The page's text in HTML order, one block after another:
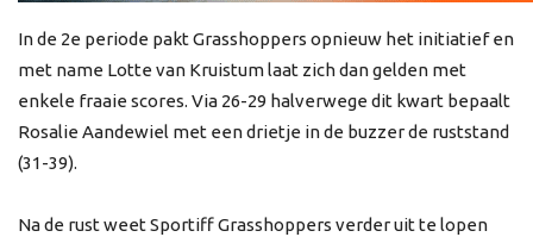
In de 2e periode pakt Grasshoppers opnieuw het initiatief en
met name Lotte van Kruistum laat zich dan gelden met
enkele fraaie scores. Via 26-29 halverwege dit kwart bepaalt
Rosalie Aandewiel met een drietje in de buzzer de ruststand
(31-39).
Na de rust weet Sportiff Grasshoppers verder uit te lopen